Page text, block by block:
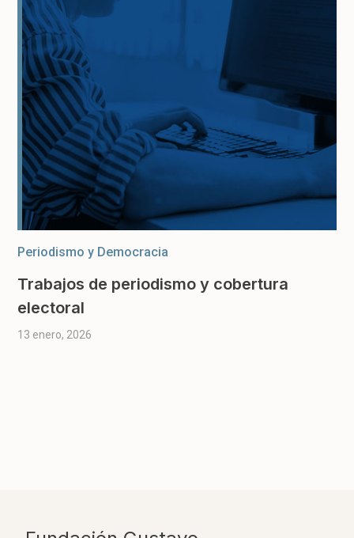
Periodismo y Democracia
Trabajos de periodismo y cobertura
electoral
13 enero, 2026